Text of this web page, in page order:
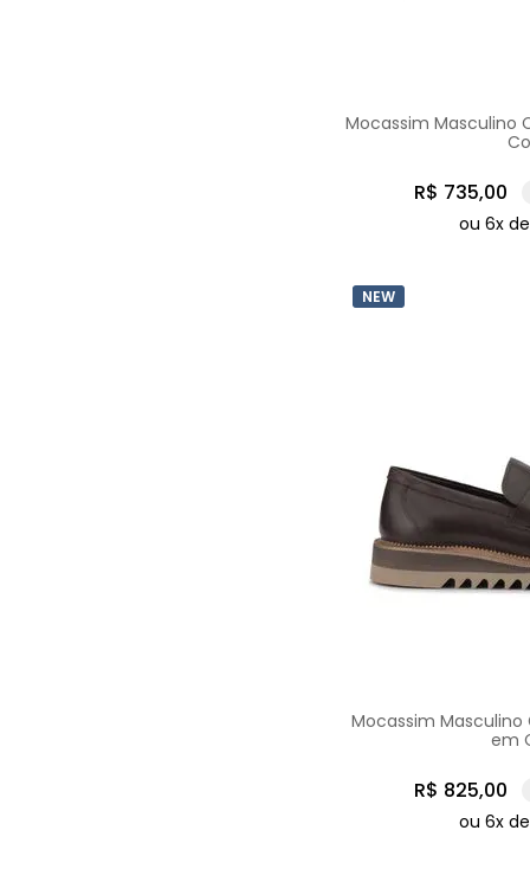
Mocassim Masculino
R$ 735,00
ou6x
NEW
Mocassim Masculino
em
R$ 825,00
ou 6x de